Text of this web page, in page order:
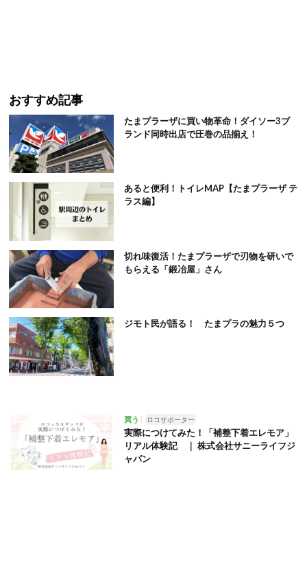
おすすめ記事
たまプラーザに買い物革命！ダイソー3ブ
ランド同時出店で圧巻の品揃え！
あると便利！トイレMAP【たまプラーザ テ
ラス編】
切れ味復活！たまプラーザで刃物を研いで
もらえる「鍛冶屋」さん
ジモト民が語る！ たまプラの魅力５つ
買う ロコサポーター
実際につけてみた！「補整下着エレモア」
リアル体験記 ｜ 株式会社サニーライフジ
ャパン